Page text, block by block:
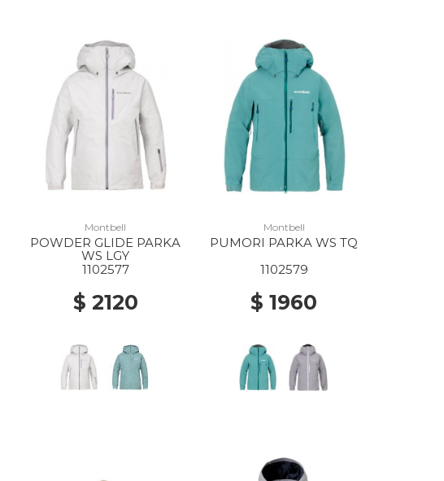
Montbell
POWDER GLIDE PARKA
WS LGY
1102577
$ 2120
Montbell
PUMORI PARKA WS TQ
1102579
$ 1960